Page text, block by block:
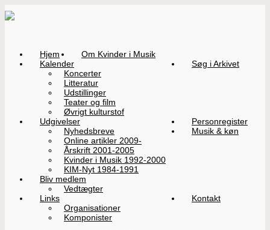
Hjem
Om Kvinder i Musik
Kalender
Koncerter
Litteratur
Udstillinger
Teater og film
Øvrigt kulturstof
Søg i Arkivet
Udgivelser
Nyhedsbreve
Online artikler 2009-
Årskrift 2001-2005
Kvinder i Musik 1992-2000
KIM-Nyt 1984-1991
Personregister
Musik & køn
Bliv medlem
Vedtægter
Links
Organisationer
Komponister
Kontakt